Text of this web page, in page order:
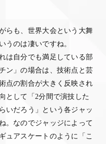
らも、世界大会という大舞
うのは凄いですね。
は自分でも満足している部
ン」の場合は、技術点と芸
点の割合が大きく反映され
として「2分間で演技した
いだろう」という各ジャッ
。なのでジャッジによって
ュアスケートのように「こ